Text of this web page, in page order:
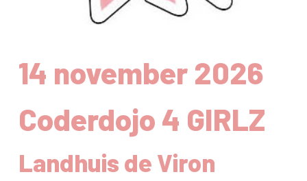
14 november 2026
Coderdojo 4 GIRLZ
Landhuis de Viron